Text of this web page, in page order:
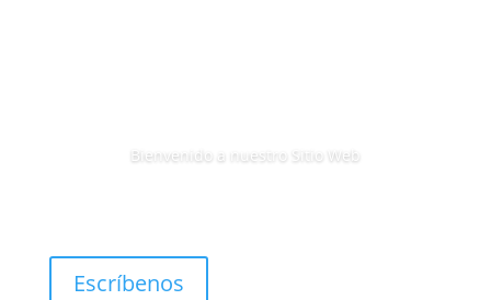
Bienvenido a nuestro Sitio Web
Escríbenos